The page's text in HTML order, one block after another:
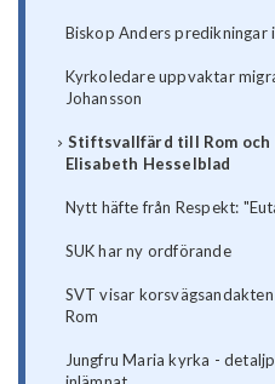
Biskop Anders predikningar
Kyrkoledare uppvaktar
Johansson
Stiftsvallfärd till Rom
Elisabeth Hesselblad
Nytt häfte från Respekt:
SUK har ny ordförande
SVT visar
Rom
Jungfru Maria kyrka -